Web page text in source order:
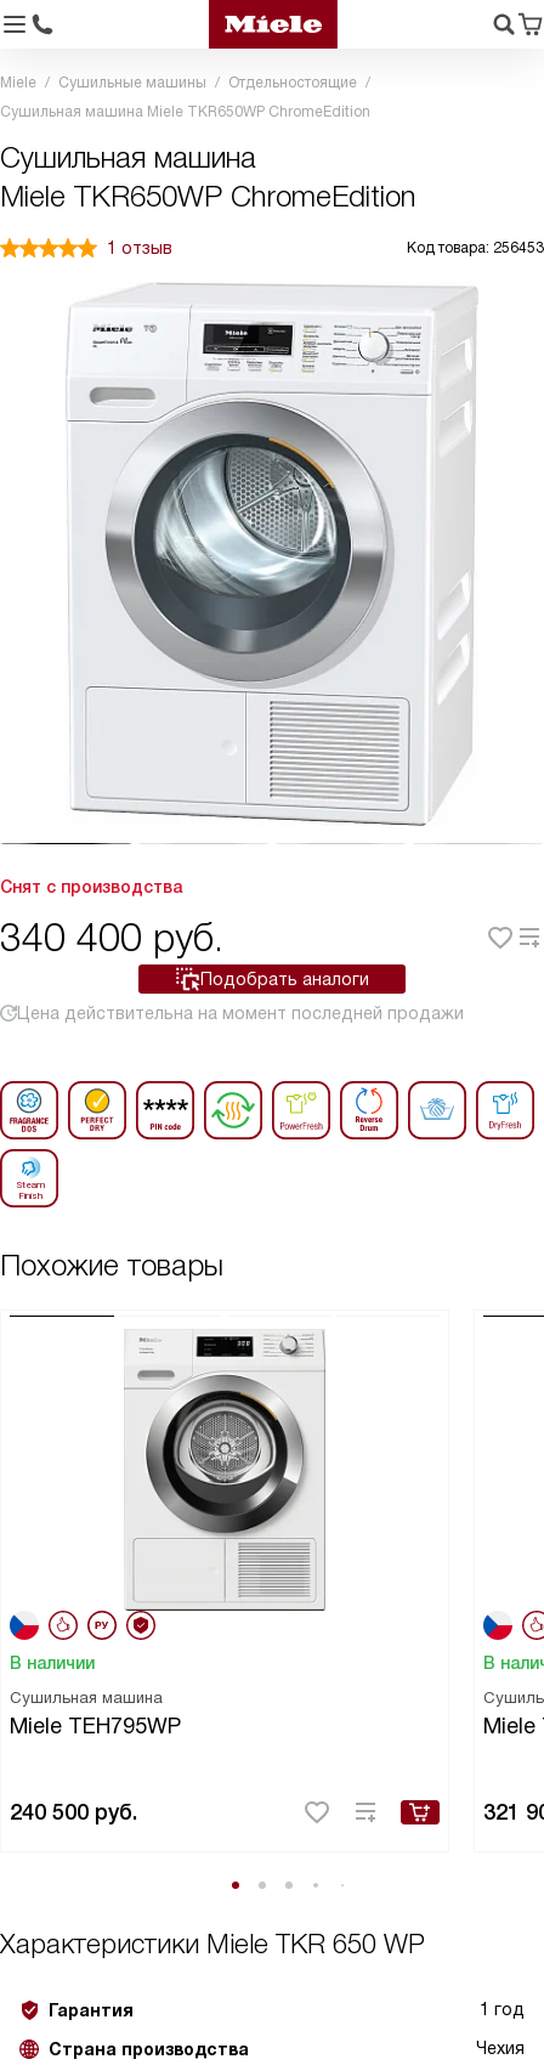
Miele Сушильные машины
Отдельностоящие
Сушильная машина Miele TKR650WP ChromeEdition
Сушильная машина
Miele TKR650WP ChromeEdition
1 отзыв Код товара: 256453
Снят с производства
340 400 руб.
Подобрать аналоги
Цена действительна на момент последней продажи
Похожие товары
В наличии
Сушильная машина
Miele TEH795WP
240 500 руб.
В
Miele
321
Характеристики Miele TKR 650 WP
Гарантия 1 год
Страна производства Чехия